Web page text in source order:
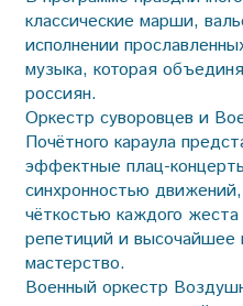
классические марши,
исполнении
музыка, которая
россиян.
Оркестр суворовцев и
Почётного караула
эффектные плац-
синхронностью
чёткостью каждого
репетиций и высочайшее
мастерство.
Военный оркестр